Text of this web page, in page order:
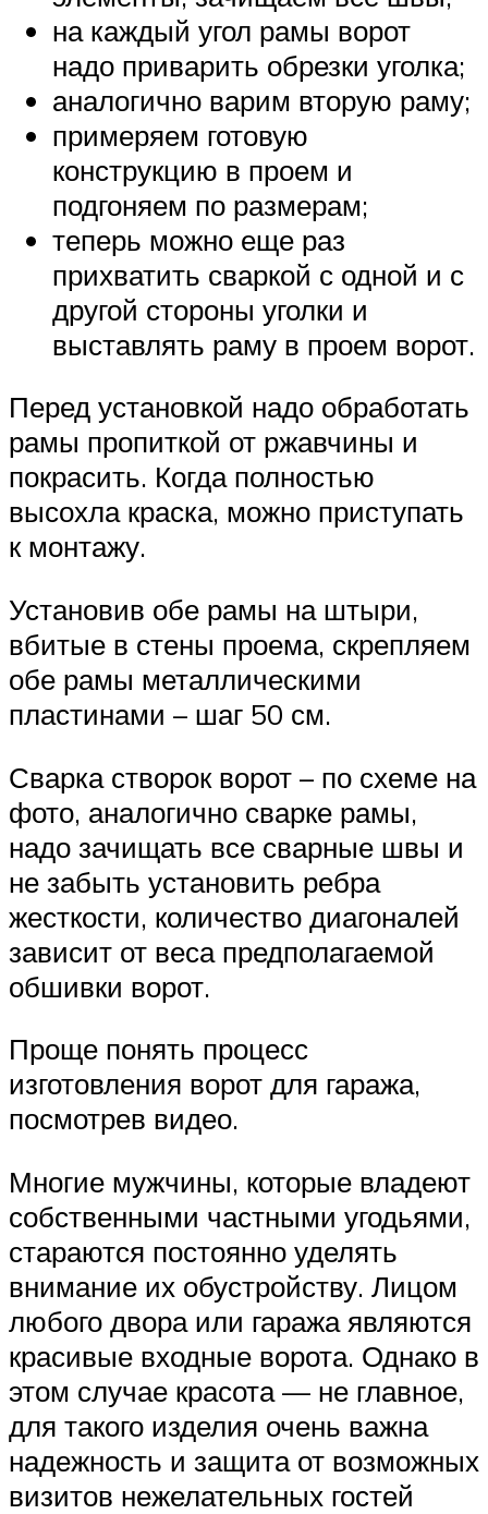
на каждый угол рамы ворот
надо приварить обрезки уголка;
аналогично варим вторую раму;
примеряем готовую
конструкцию в проем и
подгоняем по размерам;
теперь можно еще раз
прихватить сваркой с одной и с
другой стороны уголки и
выставлять раму в проем ворот.
Перед установкой надо обработать
рамы пропиткой от ржавчины и
покрасить. Когда полностью
высохла краска, можно приступать
к монтажу.
Установив обе рамы на штыри,
вбитые в стены проема, скрепляем
обе рамы металлическими
пластинами – шаг 50 см.
Сварка створок ворот – по схеме на
фото, аналогично сварке рамы,
надо зачищать все сварные швы и
не забыть установить ребра
жесткости, количество диагоналей
зависит от веса предполагаемой
обшивки ворот.
Проще понять процесс
изготовления ворот для гаража,
посмотрев видео.
Многие мужчины, которые владеют
собственными частными угодьями,
стараются постоянно уделять
внимание их обустройству. Лицом
любого двора или гаража являются
красивые входные ворота. Однако в
этом случае красота — не главное,
для такого изделия очень важна
надежность и защита от возможных
визитов нежелательных гостей